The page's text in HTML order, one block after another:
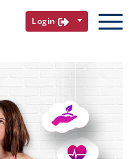
Login